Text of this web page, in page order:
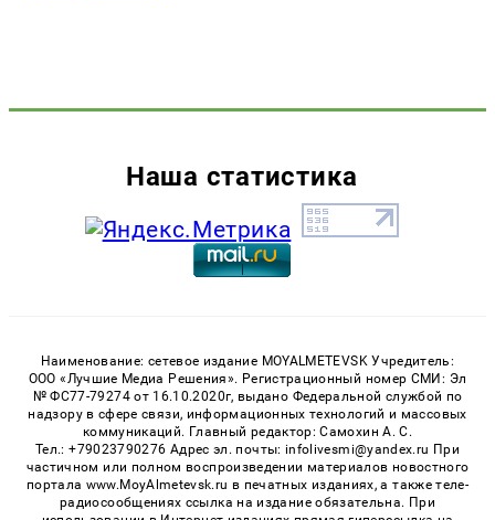
Наша статистика
Наименование: сетевое издание MOYALMETEVSK Учредитель:
ООО «Лучшие Медиа Решения». Регистрационный номер СМИ: Эл
№ ФС77-79274 от 16.10.2020г, выдано Федеральной службой по
надзору в сфере связи, информационных технологий и массовых
коммуникаций. Главный редактор: Самохин А. С.
Тел.: +79023790276 Адрес эл. почты: infolivesmi@yandex.ru При
частичном или полном воспроизведении материалов новостного
портала www.MoyAlmetevsk.ru в печатных изданиях, а также теле-
радиосообщениях ссылка на издание обязательна. При